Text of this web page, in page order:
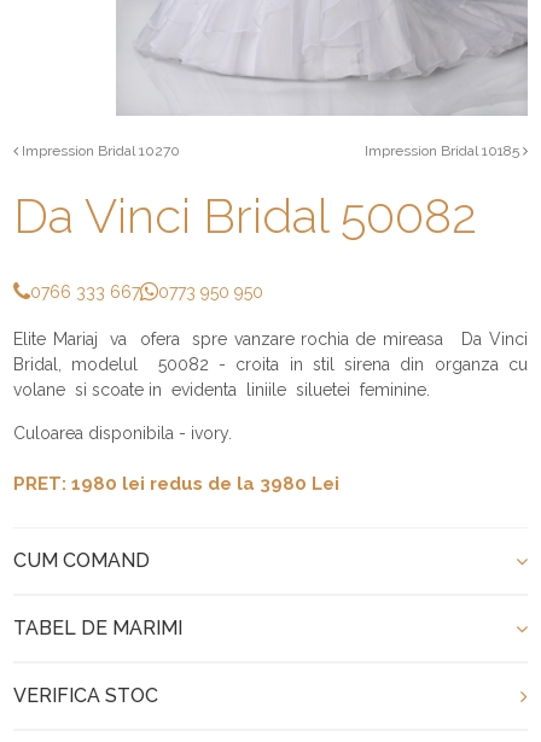
Impression Bridal 10270 Impression Bridal 10185
Da Vinci Bridal 50082
0766 333 667 0773 950 950
Elite Mariaj va ofera spre vanzare rochia de mireasa Da Vinci
Bridal, modelul 50082 - croita in stil sirena din organza cu
volane si scoate in evidenta liniile siluetei feminine.
Culoarea disponibila - ivory.
PRET: 1980 lei redus de la 3980 Lei
CUM COMAND
TABEL DE MARIMI
VERIFICA STOC